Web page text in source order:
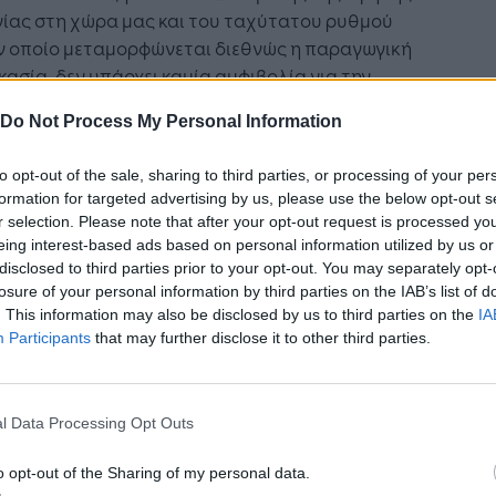
Do Not Process My Personal Information
opt-out of the sale, sharing to third parties, or processing of your
for targeted advertising by us, please use the below opt-out
selection. Please note that after your opt-out request is processed
interest-based ads based on personal information utilized by us
to third parties prior to your opt-out. You may separately
of your personal information by third parties on the IAB’s list of
This information may also be disclosed by us to third parties on the
Participants that may further disclose it to other third parties.
Data Processing Opt Outs
opt-out of the Sharing of my personal data.
στη χώρα μας και του ταχύτατου ρυθμού
οποίο μεταμορφώνεται διεθνώς η παραγωγική
δεν υπάρχει καμία αμφιβολία για την
των δεξιοτήτων των εργαζομένων.
ιδιαίτερα ενθαρρυντικό το γεγονός ότι όσον
στην απορροφητικότητα των ευρωπαϊκών
του ΕΣΠΑ 2014-2020 στη χώρα μας, σε σχέση
κράτη-μέλη της Ευρωπαϊκής Ένωσης,
η Ελλάδα έχει ανέβει στην 8η θέση με ποσοστό
προς τις συνολικές πληρωμές
των προχρηματοδοτήσεων, από
44% ανάμεσα στις 28 χώρες της Ε.Ε., πέντε
θέση με ποσοστό 38%, έχοντας ξεπεράσει